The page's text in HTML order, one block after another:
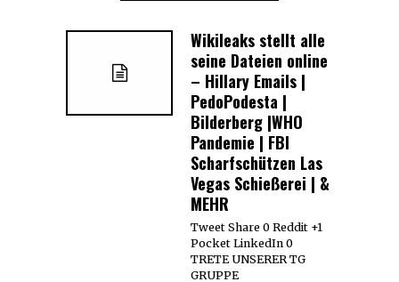
Wikileaks stellt alle
seine Dateien online
– Hillary Emails |
PedoPodesta |
Bilderberg |WHO
Pandemie | FBI
Scharfschützen Las
Vegas Schießerei | &
MEHR
Tweet Share 0 Reddit +1
Pocket LinkedIn 0
TRETE UNSERER TG
GRUPPE